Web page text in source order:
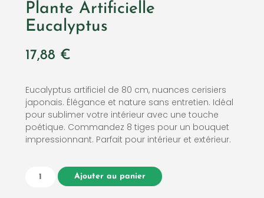
Plante Artificielle
Eucalyptus
17,88 €
Eucalyptus artificiel de 80 cm, nuances cerisiers
japonais. Élégance et nature sans entretien. Idéal
pour sublimer votre intérieur avec une touche
poétique. Commandez 8 tiges pour un bouquet
impressionnant. Parfait pour intérieur et extérieur.
Ajouter au panier